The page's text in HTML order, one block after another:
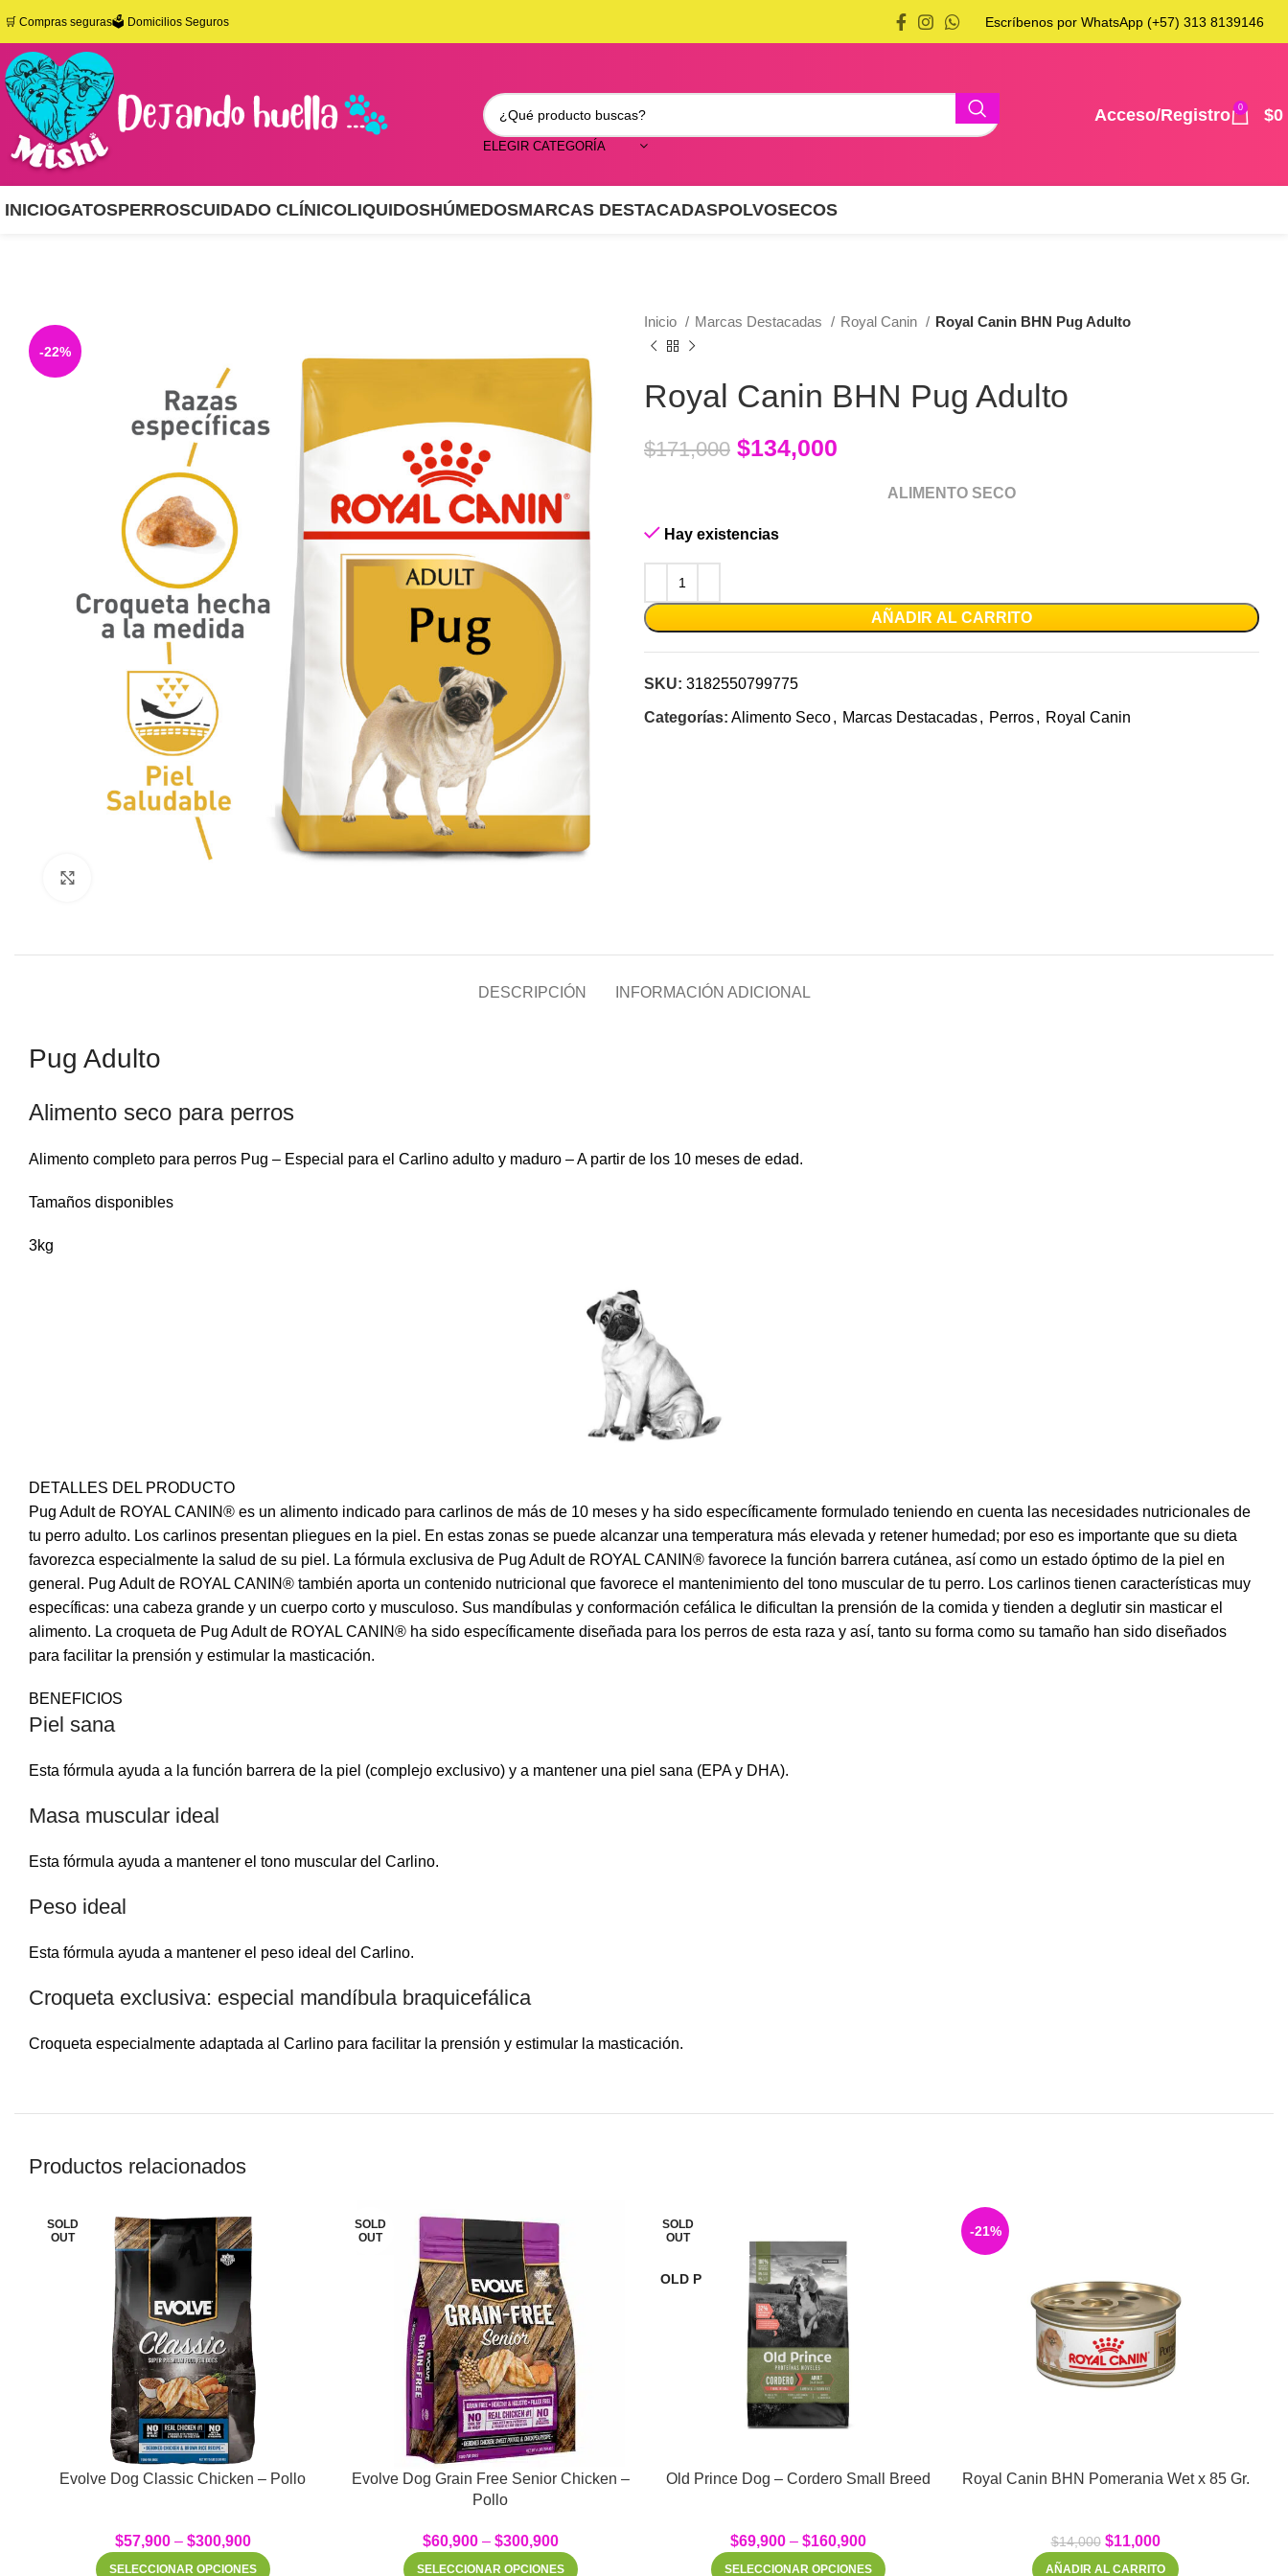
🛒 Compras seguras🗳️ Domicilios Seguros Escríbenos por WhatsApp (+57) 313 8139146
ELEGIR CATEGORÍA
Acceso/Registro 0 $0
INICIOGATOSPERROSCUIDADO CLÍNICOLIQUIDOSHÚMEDOSMARCAS DESTACADASPOLVOSECOS
-22%
Inicio Marcas Destacadas Royal Canin Royal Canin BHN Pug Adulto
Royal Canin BHN Pug Adulto
$171,000 $134,000
ALIMENTO SECO
Hay existencias
AÑADIR AL CARRITO
SKU: 3182550799775
Categorías: Alimento Seco, Marcas Destacadas, Perros, Royal Canin
DESCRIPCIÓN INFORMACIÓN ADICIONAL
Pug Adulto
Alimento seco para perros
Alimento completo para perros Pug – Especial para el Carlino adulto y maduro – A partir de los 10 meses de edad.
Tamaños disponibles
3kg
DETALLES DEL PRODUCTO
Pug Adult de ROYAL CANIN® es un alimento indicado para carlinos de más de 10 meses y ha sido específicamente formulado teniendo en cuenta las necesidades nutricionales de
tu perro adulto. Los carlinos presentan pliegues en la piel. En estas zonas se puede alcanzar una temperatura más elevada y retener humedad; por eso es importante que su dieta
favorezca especialmente la salud de su piel. La fórmula exclusiva de Pug Adult de ROYAL CANIN® favorece la función barrera cutánea, así como un estado óptimo de la piel en
general. Pug Adult de ROYAL CANIN® también aporta un contenido nutricional que favorece el mantenimiento del tono muscular de tu perro. Los carlinos tienen características muy
específicas: una cabeza grande y un cuerpo corto y musculoso. Sus mandíbulas y conformación cefálica le dificultan la prensión de la comida y tienden a deglutir sin masticar el
alimento. La croqueta de Pug Adult de ROYAL CANIN® ha sido específicamente diseñada para los perros de esta raza y así, tanto su forma como su tamaño han sido diseñados
para facilitar la prensión y estimular la masticación.
BENEFICIOS
Piel sana
Esta fórmula ayuda a la función barrera de la piel (complejo exclusivo) y a mantener una piel sana (EPA y DHA).
Masa muscular ideal
Esta fórmula ayuda a mantener el tono muscular del Carlino.
Peso ideal
Esta fórmula ayuda a mantener el peso ideal del Carlino.
Croqueta exclusiva: especial mandíbula braquicefálica
Croqueta especialmente adaptada al Carlino para facilitar la prensión y estimular la masticación.
Productos relacionados
SOLD
OUT
Evolve Dog Classic Chicken – Pollo
$57,900– $300,900
SELECCIONAR OPCIONES
SOLD
OUT
Evolve Dog Grain Free Senior Chicken –
Pollo
$60,900– $300,900
SELECCIONAR OPCIONES
SOLD
OUT
OLD P
Old Prince Dog – Cordero Small Breed
$69,900– $160,900
SELECCIONAR OPCIONES
-21%
Royal Canin BHN Pomerania Wet x 85 Gr.
$14,000 $11,000
AÑADIR AL CARRITO
WhatsApp